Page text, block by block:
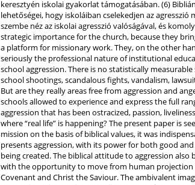
keresztyén iskolai gyakorlat támogatásában. (6)
lehetőségei, hogy iskoláiban cselekedjen az
szembe néz az iskolai agresszió valóságával, és
strategic importance for the church, because they
a platform for missionary work. They, on the other
seriously the professional nature of institutional
school aggression. There is no statistically
school shootings, scandalous fights, vandalism,
But are they really areas free from aggression and
schools allowed to experience and express the full
aggression that has been ostracized, passion,
where “real life” is happening? The present paper is
mission on the basis of biblical values, it was
presents aggression, with its power for both good
being created. The biblical attitude to aggression also
with the opportunity to move from human projection
Covenant and Christ the Saviour. The ambivalent